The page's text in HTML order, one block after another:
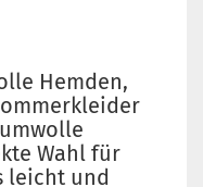
Hemden,
Wahl für
leicht und